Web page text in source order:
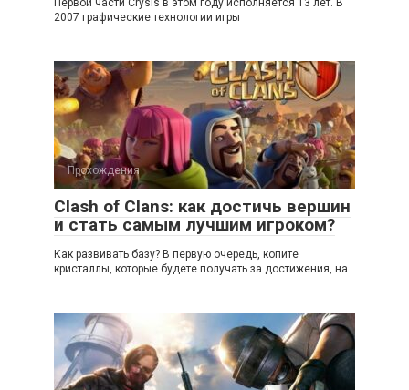
Первой части Crysis в этом году исполняется 13 лет. В
2007 графические технологии игры
Прохождения
Clash of Clans: как достичь вершин
и стать самым лучшим игроком?
Как развивать базу? В первую очередь, копите
кристаллы, которые будете получать за достижения, на